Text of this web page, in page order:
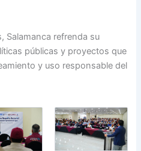
Salamanca refrenda su
públicas y proyectos que
y uso responsable del